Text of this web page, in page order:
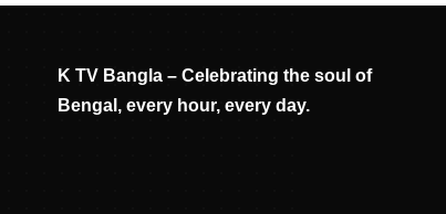
K TV Bangla – Celebrating the soul of
Bengal, every hour, every day.